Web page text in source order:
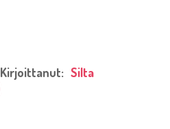
Kirjoittanut: Silta